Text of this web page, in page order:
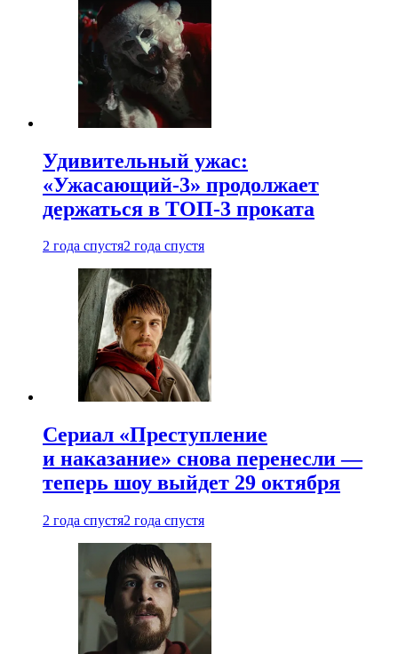
Удивительный ужас:
«Ужасающий-3» продолжает
держаться в ТОП-3 проката
2 года спустя2 года спустя
Сериал «Преступление
и наказание» снова перенесли —
теперь шоу выйдет 29 октября
2 года спустя2 года спустя